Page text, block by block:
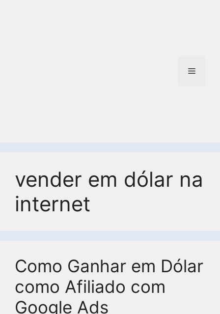
vender em dólar na
internet
Como Ganhar em Dólar
como Afiliado com
Google Ads